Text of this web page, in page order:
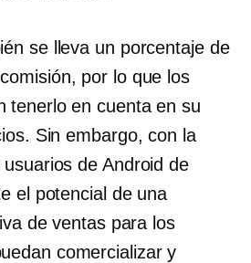
se lleva un porcentaje de
por lo que los
tenerlo en cuenta en su
Sin embargo, con la
de Android de
el potencial de una
de ventas para los
comercializar y